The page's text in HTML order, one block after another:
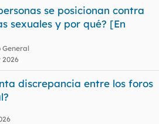
se posicionan contra
sexuales y por qué? [En
General
2026
discrepancia entre los foros